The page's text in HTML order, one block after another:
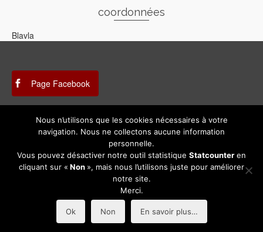
coordonnées
Blavla
Page Facebook
Instagram
Mentions légales
© 2026 Association des Métiers d'Art en Gascogne | Création
sur - WordPress
Kadence WP
Nous n’utilisons que les cookies nécessaires à votre
navigation. Nous ne collectons aucune information
personnelle.
Vous pouvez désactiver notre outil statistique Statcounter en
cliquant sur « Non », mais nous l’utilisons juste pour améliorer
notre site.
Merci.
Ok Non En savoir plus…